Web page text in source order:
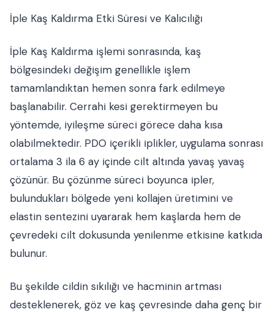
İple Kaş Kaldırma Etki Süresi ve Kalıcılığı
İple Kaş Kaldırma işlemi sonrasında, kaş
bölgesindeki değişim genellikle işlem
tamamlandıktan hemen sonra fark edilmeye
başlanabilir. Cerrahi kesi gerektirmeyen bu
yöntemde, iyileşme süreci görece daha kısa
olabilmektedir. PDO içerikli iplikler, uygulama sonrası
ortalama 3 ila 6 ay içinde cilt altında yavaş yavaş
çözünür. Bu çözünme süreci boyunca ipler,
bulundukları bölgede yeni kollajen üretimini ve
elastin sentezini uyararak hem kaşlarda hem de
çevredeki cilt dokusunda yenilenme etkisine katkıda
bulunur.
Bu şekilde cildin sıkılığı ve hacminin artması
desteklenerek, göz ve kaş çevresinde daha genç bir